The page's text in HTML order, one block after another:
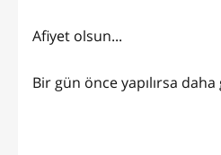
Afiyet olsun...
Bir gün önce yapılırsa